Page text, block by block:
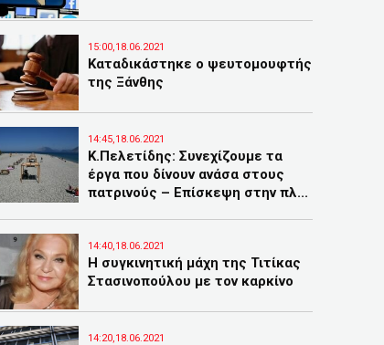
15:00,18.06.2021
Καταδικάστηκε ο ψευτομουφτής
της Ξάνθης
14:45,18.06.2021
Κ.Πελετίδης: Συνεχίζουμε τα
έργα που δίνουν ανάσα στους
πατρινούς – Επίσκεψη στην πλ...
14:40,18.06.2021
Η συγκινητική μάχη της Τιτίκας
Στασινοπούλου με τον καρκίνο
14:20,18.06.2021